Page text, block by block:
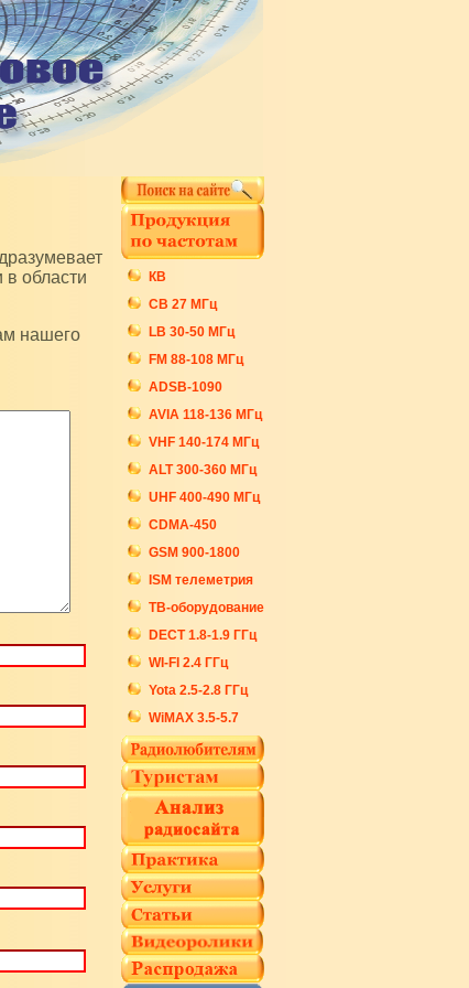
области
КВ
СB 27 МГц
LB 30-50 МГц
FM 88-108 МГц
ADSB-1090
AVIA 118-136 МГц
VHF 140-174 МГц
ALT 300-360 МГц
UHF 400-490 МГц
CDMA-450
GSM 900-1800
ISM телеметрия
ТВ-оборудование
DECT 1.8-1.9 ГГц
WI-FI 2.4 ГГц
Yota 2.5-2.8 ГГц
WiMAX 3.5-5.7